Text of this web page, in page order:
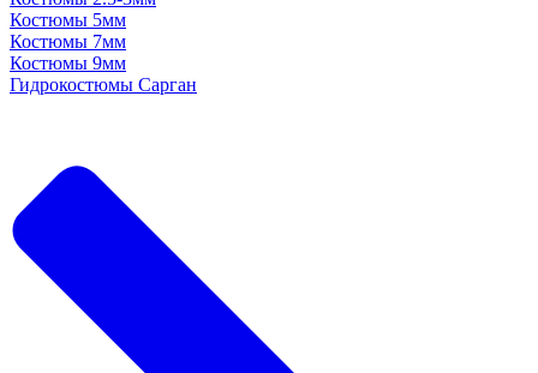
Костюмы 5мм
Костюмы 7мм
Костюмы 9мм
Гидрокостюмы Сарган